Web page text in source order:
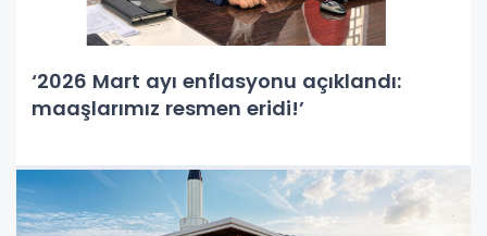
‘2026 Mart ayı enflasyonu açıklandı:
maaşlarımız resmen eridi!’